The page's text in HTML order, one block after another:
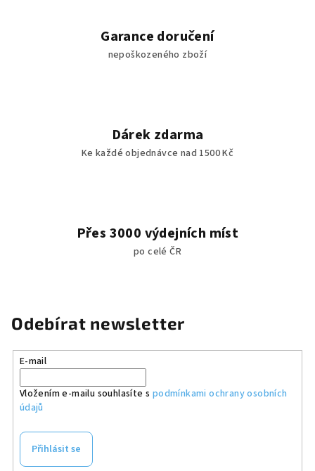
Garance doručení
nepoškozeného zboží
Dárek zdarma
Ke každé objednávce nad 1500 Kč
Přes 3000 výdejních míst
po celé ČR
Odebírat newsletter
E-mail
Vložením e-mailu souhlasíte s podmínkami ochrany osobních
údajů
Přihlásit se